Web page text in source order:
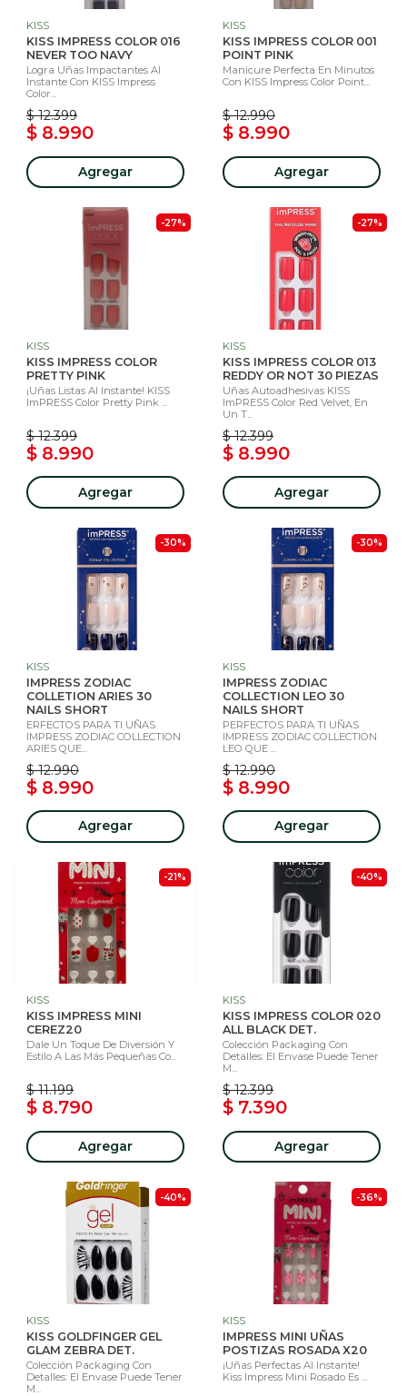
KISS
KISS IMPRESS COLOR 016
NEVER TOO NAVY
Logra Uñas Impactantes Al
Instante Con KISS Impress
Color...
$ 12.399
$ 8.990
Agregar
KISS
KISS IMPRESS COLOR 001
POINT PINK
Manicure Perfecta En Minutos
Con KISS Impress Color Point...
$ 12.990
$ 8.990
Agregar
-27%
KISS
KISS IMPRESS COLOR
PRETTY PINK
¡Uñas Listas Al Instante! KISS
ImPRESS Color Pretty Pink ...
$ 12.399
$ 8.990
Agregar
-27%
KISS
KISS IMPRESS COLOR 013
REDDY OR NOT 30 PIEZAS
Uñas Autoadhesivas KISS
ImPRESS Color Red Velvet, En
Un T...
$ 12.399
$ 8.990
Agregar
-30%
KISS
IMPRESS ZODIAC
COLLETION ARIES 30
NAILS SHORT
ERFECTOS PARA TI UÑAS
IMPRESS ZODIAC COLLECTION
ARIES QUE...
$ 12.990
$ 8.990
Agregar
-30%
KISS
IMPRESS ZODIAC
COLLECTION LEO 30
NAILS SHORT
PERFECTOS PARA TI UÑAS
IMPRESS ZODIAC COLLECTION
LEO QUE ...
$ 12.990
$ 8.990
Agregar
-21%
KISS
KISS IMPRESS MINI
CEREZ20
Dale Un Toque De Diversión Y
Estilo A Las Más Pequeñas Co...
$ 11.199
$ 8.790
Agregar
-40%
KISS
KISS IMPRESS COLOR 020
ALL BLACK DET.
Colección Packaging Con
Detalles: El Envase Puede Tener
M...
$ 12.399
$ 7.390
Agregar
-40%
KISS
KISS GOLDFINGER GEL
GLAM ZEBRA DET.
Colección Packaging Con
Detalles: El Envase Puede Tener
M...
-36%
KISS
IMPRESS MINI UÑAS
POSTIZAS ROSADA X20
¡Uñas Perfectas Al Instante!
Kiss Impress Mini Rosado Es ...